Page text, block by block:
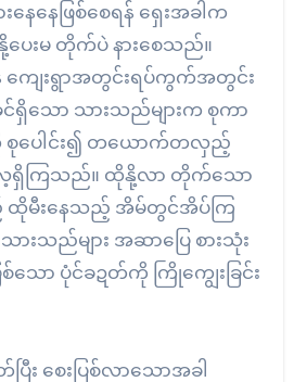
နေနေဖြစ်စေရန် ရှေးအခါက
ေးမ တိုက်ပဲ နားစေသည်။
ျေးရွာအတွင်းရပ်ကွက်အတွင်း
ရှိသော သားသည်များက စုကာ
စုပေါင်း၍ တယောက်တလှည့်
ရှိကြသည်။ ထိုနို့လာ တိုက်သော
ည် ထိုမီးနေသည့် အိမ်တွင်အိပ်ကြ
သည်များ အဆာပြေ စားသုံး
စ်သော ပုံင်ခဍတ်ကို ကြိုကျွေးခြင်း
း စေးပြစ်လာသောအခါ